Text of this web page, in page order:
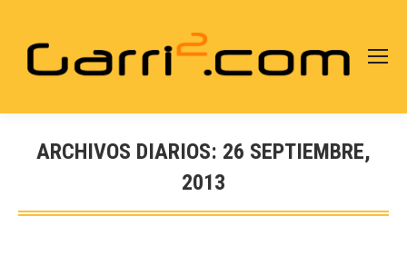
ARCHIVOS DIARIOS: 26 SEPTIEMBRE,
2013
Estás aquí: